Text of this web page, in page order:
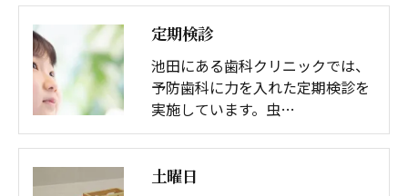
定期検診
池田にある歯科クリニックでは、
予防歯科に力を入れた定期検診を
実施しています。虫…
土曜日